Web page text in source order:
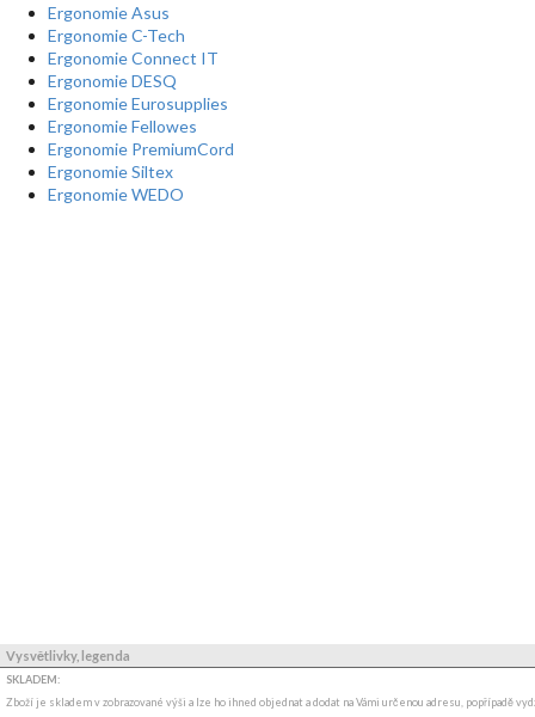
Ergonomie Asus
Ergonomie C-Tech
Ergonomie Connect IT
Ergonomie DESQ
Ergonomie Eurosupplies
Ergonomie Fellowes
Ergonomie PremiumCord
Ergonomie Siltex
Ergonomie WEDO
Vysvětlivky, legenda
SKLADEM:
Zboží je skladem v zobrazované výši a lze ho ihned objednat a dodat na Vámi určenou adresu, popřípadě